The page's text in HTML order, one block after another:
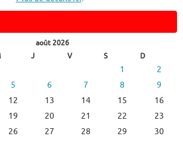
août 2026
J V S D
1
2
5 6 7 8
9
12 13 14 15
16
19 20 21 22
23
26 27 28 29
30